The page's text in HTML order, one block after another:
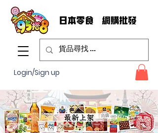
Login/Sign up